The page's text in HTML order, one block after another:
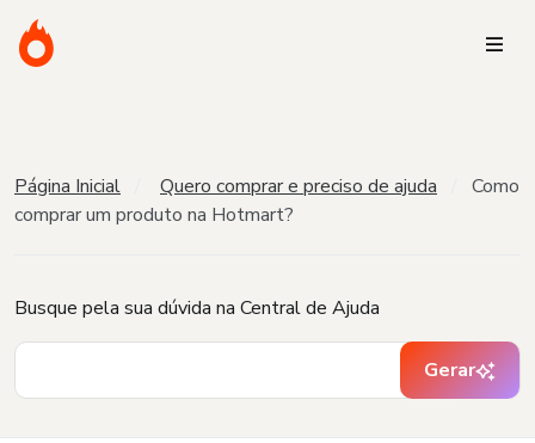
Página Inicial Quero comprar e preciso de ajuda
Como
comprar um produto na Hotmart?
Busque pela sua dúvida na Central de Ajuda
Gerar